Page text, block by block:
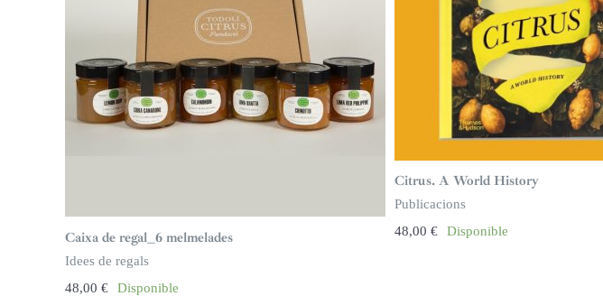
Caixa de regal_6 melmelades
Idees de regals
48,00 € Disponible
Citrus. A World History
Publicacions
48,00 € Disponible